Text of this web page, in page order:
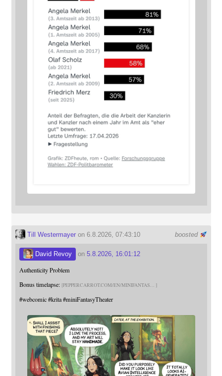
boosted
Till Westermayeron 6.8.2026, 07:43:10
David Revoy on 5.8.2026, 16:01:12
Authenticity Problem
Bonus timelapse: PEPPERCARROT.COM/EN/MINIFANTAS
#webcomic #krita #miniFantasyTheater